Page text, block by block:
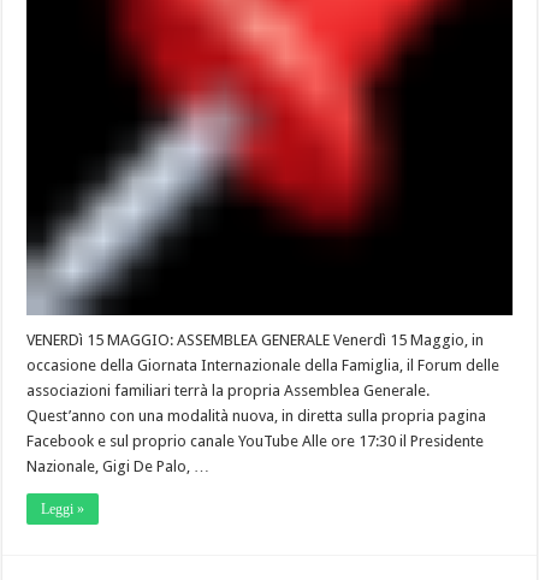
VENERDì 15 MAGGIO: ASSEMBLEA GENERALE Venerdì 15 Maggio, in
occasione della Giornata Internazionale della Famiglia, il Forum delle
associazioni familiari terrà la propria Assemblea Generale.
Quest’anno con una modalità nuova, in diretta sulla propria pagina
Facebook e sul proprio canale YouTube Alle ore 17:30 il Presidente
Nazionale, Gigi De Palo, …
Leggi »